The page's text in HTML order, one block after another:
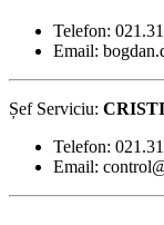
Telefon:
Email:
Șef Serviciu:
Telefon:
Email: